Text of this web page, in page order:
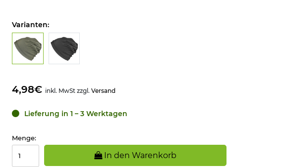
Varianten:
4,98€ inkl. MwSt zzgl. Versand
Lieferung in 1 – 3 Werktagen
Menge:
In den Warenkorb